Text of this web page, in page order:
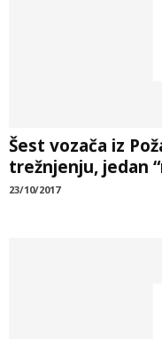
Šest vozača iz
trežnjenju, jedan
23/10/2017